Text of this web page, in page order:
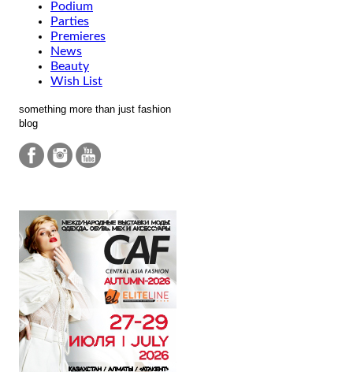
Podium
Parties
Premieres
News
Beauty
Wish List
something more than just fashion
blog